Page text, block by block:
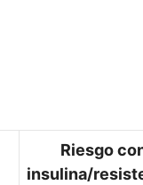
Riesgo
insulina/